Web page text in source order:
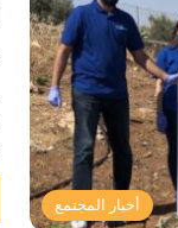
أخبار المجتمع